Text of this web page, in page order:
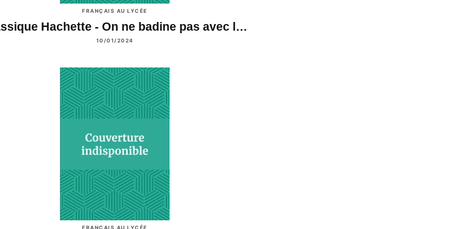
FRANÇAIS AU LYCÉE
Hachette - On ne badine pas avec l…
10/01/2024
FRANÇAIS AU LYCÉE